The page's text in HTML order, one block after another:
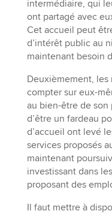
intermédiaire, qui
ont partagé avec
Cet accueil peut
d’intérêt public au
maintenant besoin
Deuxièmement,
compter sur eux-
au bien-être de son
d’être un fardeau
d’accueil ont levé
services proposés
maintenant
investissant dans
proposant des
Il faut mettre à